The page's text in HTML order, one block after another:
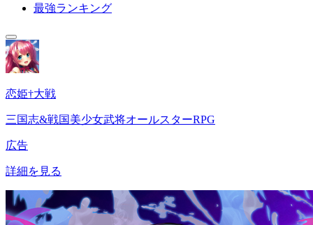
最強ランキング
恋姫†大戦
三国志&戦国美少女武将オールスターRPG
広告
詳細を見る